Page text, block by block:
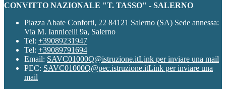
CONVITTO NAZIONALE "T. TASSO" - SALERNO
Piazza Abate Conforti, 22 84121 Salerno (SA) Sede annessa:
Via M. Iannicelli 9a, Salerno
Tel: +39089231947
Tel: +39089791694
Email: SAVC01000Q@istruzione.itLink per inviare una mail
PEC: SAVC01000Q@pec.istruzione.itLink per inviare una
mail